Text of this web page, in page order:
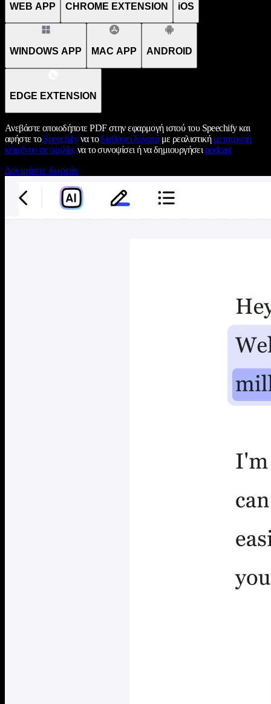
WEB APP CHROME EXTENSION iOS
WINDOWS APP MAC APP ANDROID
EDGE EXTENSION
Ανεβάστε οποιοδήποτε PDF στην εφαρμογή ιστού του Speechify και
αφήστε τοSpeechifyνα τοδιαβάσει δυνατάμε ρεαλιστική μετατροπή
κειμένου σε ομιλία, να το συνοψίσει ή να δημιουργήσει podcast
Δοκιμάστε δωρεάν